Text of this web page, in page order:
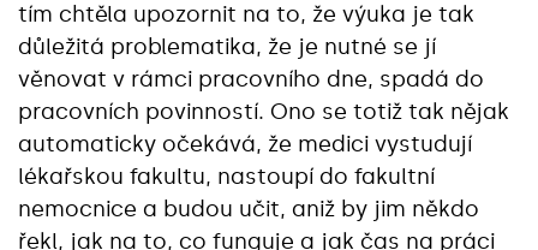
tím chtěla upozornit na to, že výuka je tak
důležitá problematika, že je nutné se jí
věnovat v rámci pracovního dne, spadá do
pracovních povinností. Ono se totiž tak nějak
automaticky očekává, že medici vystudují
lékařskou fakultu, nastoupí do fakultní
nemocnice a budou učit, aniž by jim někdo
řekl, jak na to, co funguje a jak čas na práci